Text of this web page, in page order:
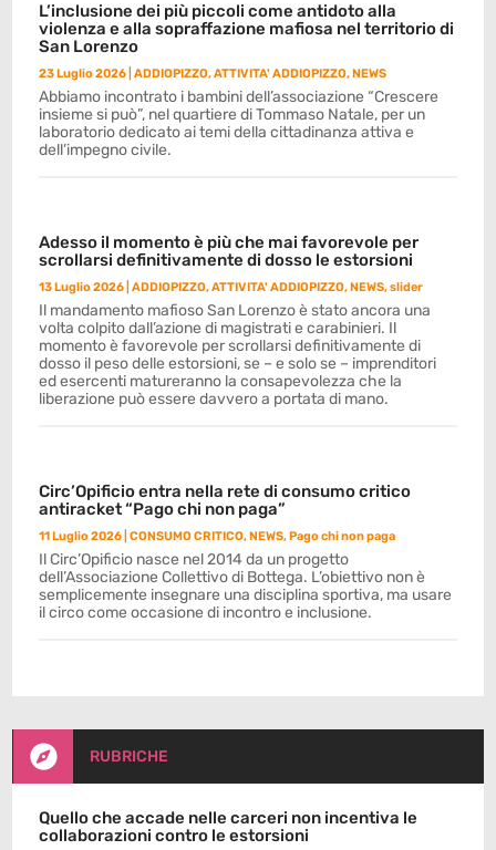
L’inclusione dei più piccoli come antidoto alla
violenza e alla sopraffazione mafiosa nel territorio di
San Lorenzo
23 Luglio 2026 |ADDIOPIZZO,ATTIVITA' ADDIOPIZZO,NEWS
Abbiamo incontrato i bambini dell’associazione “Crescere
insieme si può”, nel quartiere di Tommaso Natale, per un
laboratorio dedicato ai temi della cittadinanza attiva e
dell’impegno civile.
Adesso il momento è più che mai favorevole per
scrollarsi definitivamente di dosso le estorsioni
13 Luglio 2026 |ADDIOPIZZO,ATTIVITA' ADDIOPIZZO,NEWS,slider
Il mandamento mafioso San Lorenzo è stato ancora una
volta colpito dall’azione di magistrati e carabinieri. Il
momento è favorevole per scrollarsi definitivamente di
dosso il peso delle estorsioni, se – e solo se – imprenditori
ed esercenti matureranno la consapevolezza che la
liberazione può essere davvero a portata di mano.
Circ’Opificio entra nella rete di consumo critico
antiracket “Pago chi non paga”
11 Luglio 2026 |CONSUMO CRITICO,NEWS,Pago chi non paga
Il Circ’Opificio nasce nel 2014 da un progetto
dell’Associazione Collettivo di Bottega. L’obiettivo non è
semplicemente insegnare una disciplina sportiva, ma usare
il circo come occasione di incontro e inclusione.
 RUBRICHE
Quello che accade nelle carceri non incentiva le
collaborazioni contro le estorsioni